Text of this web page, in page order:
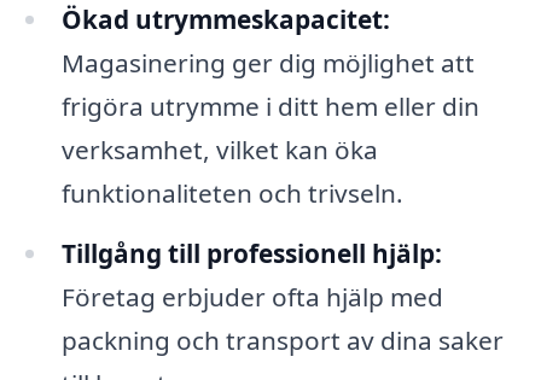
Ökad utrymmeskapacitet:
Magasinering ger dig möjlighet att
frigöra utrymme i ditt hem eller din
verksamhet, vilket kan öka
funktionaliteten och trivseln.
Tillgång till professionell hjälp:
Företag erbjuder ofta hjälp med
packning och transport av dina saker